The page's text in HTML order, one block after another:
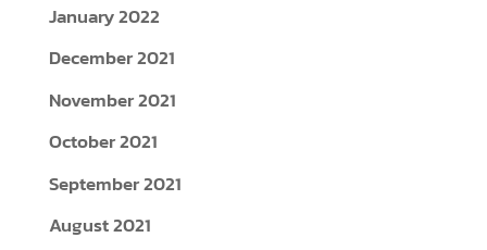
January 2022
December 2021
November 2021
October 2021
September 2021
August 2021